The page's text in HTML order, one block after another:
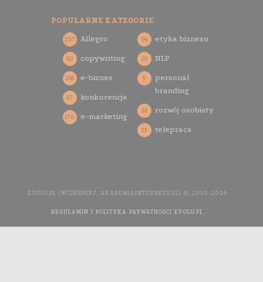
POPULARNE KATEGORIE
Allegro
107
copywriting
60
e-biznes
268
konkurencja
97
e-marketing
170
etyka biznesu
94
NLP
29
personal
branding
9
rozwój osobisty
26
telepraca
11
EVOLU.PL (WCZEŚNIEJ: AKADEMIAINTERNETU.PL) © 2010-2026
REGULAMIN I POLITYKA PRYWATNOŚCI EVOLU.PL